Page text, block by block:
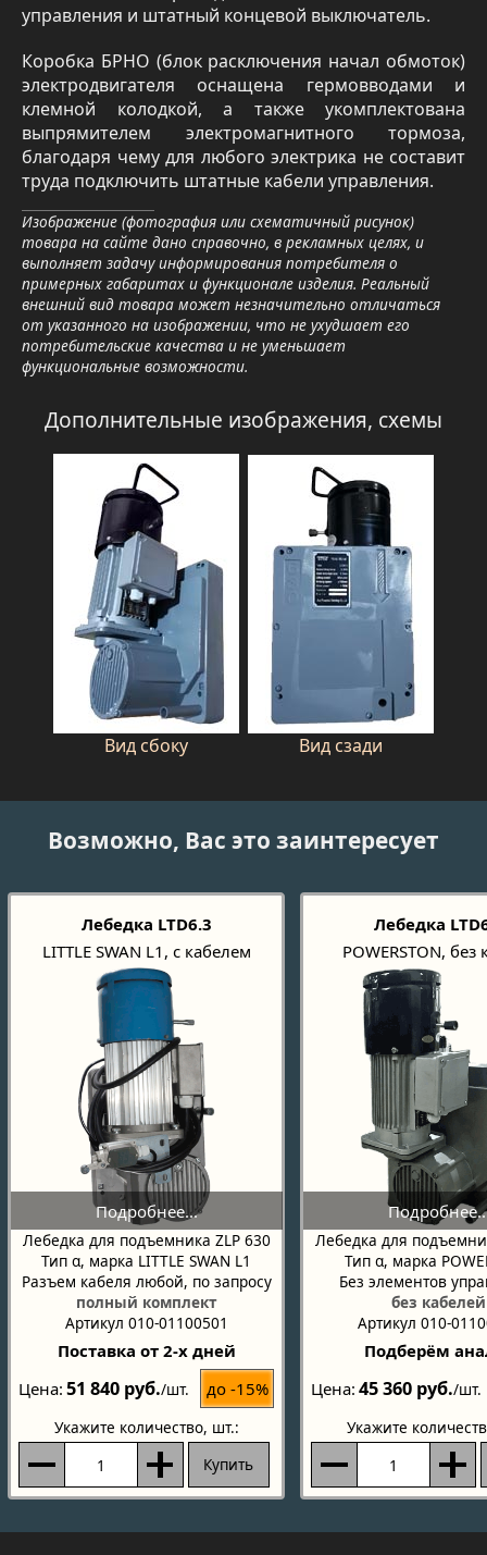
управления и штатный концевой выключатель.
Коробка БРНО (блок расключения начал обмоток)
электродвигателя оснащена гермовводами и
клемной колодкой, а также укомплектована
выпрямителем электромагнитного тормоза,
благодаря чему для любого электрика не составит
труда подключить штатные кабели управления.
Изображение (фотография или схематичный рисунок)
товара на сайте дано справочно, в рекламных целях, и
выполняет задачу информирования потребителя о
примерных габаритах и функционале изделия. Реальный
внешний вид товара может незначительно отличаться
от указанного на изображении, что не ухудшает его
потребительские качества и не уменьшает
функциональные возможности.
Дополнительные изображения, схемы
Вид сбоку Вид сзади
Возможно, Вас это заинтересует
Лебедка LTD6.3
LITTLE SWAN L1, с кабелем
Лебедка для подъемника ZLP 630
Тип α, марка LITTLE SWAN L1
Разъем кабеля любой, по запросу
полный комплект
Артикул 010-01100501
Поставка от 2-х дней
Цена 51 840 руб./шт. до -15%
Укажите количество, шт.:
Купить
Лебедка
POWERSTON, без
Лебедка для
Тип α, марка
Без элементов
без кабелей
Артикул 010-
Подберём
Цена 45 360 руб./шт.
Укажите